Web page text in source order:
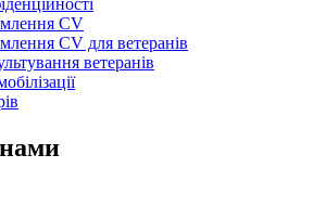
CV
CV для ветеранів
ветеранів